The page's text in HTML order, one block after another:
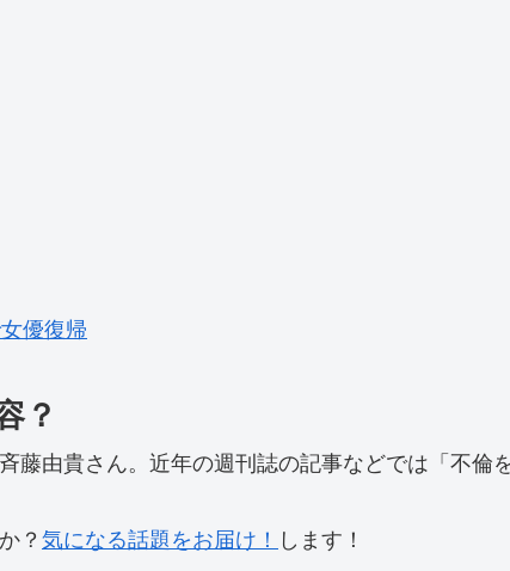
優復帰
？
藤由貴さん。近年の週刊誌の記事などでは「不
？ 気になる話題をお届け！ します！